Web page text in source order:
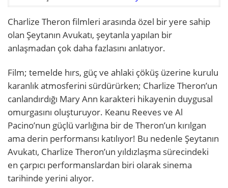
Charlize Theron filmleri arasında özel bir yere sahip
olan Şeytanın Avukatı, şeytanla yapılan bir
anlaşmadan çok daha fazlasını anlatıyor.
Film; temelde hırs, güç ve ahlaki çöküş üzerine kurulu
karanlık atmosferini sürdürürken; Charlize Theron’un
canlandırdığı Mary Ann karakteri hikayenin duygusal
omurgasını oluşturuyor. Keanu Reeves ve Al
Pacino’nun güçlü varlığına bir de Theron’un kırılgan
ama derin performansı katılıyor! Bu nedenle Şeytanın
Avukatı, Charlize Theron’un yıldızlaşma sürecindeki
en çarpıcı performanslardan biri olarak sinema
tarihinde yerini alıyor.